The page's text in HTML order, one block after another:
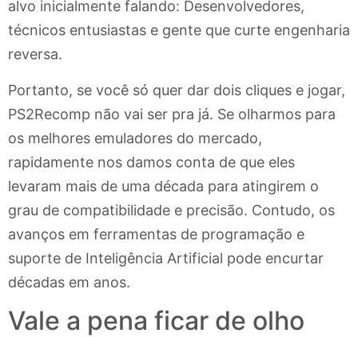
alvo inicialmente falando: Desenvolvedores,
técnicos entusiastas e gente que curte engenharia
reversa.
Portanto, se você só quer dar dois cliques e jogar,
PS2Recomp não vai ser pra já. Se olharmos para
os melhores emuladores do mercado,
rapidamente nos damos conta de que eles
levaram mais de uma década para atingirem o
grau de compatibilidade e precisão. Contudo, os
avanços em ferramentas de programação e
suporte de Inteligência Artificial pode encurtar
décadas em anos.
Vale a pena ficar de olho